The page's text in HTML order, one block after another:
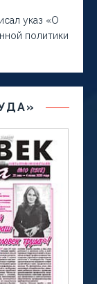
указ «О
политики